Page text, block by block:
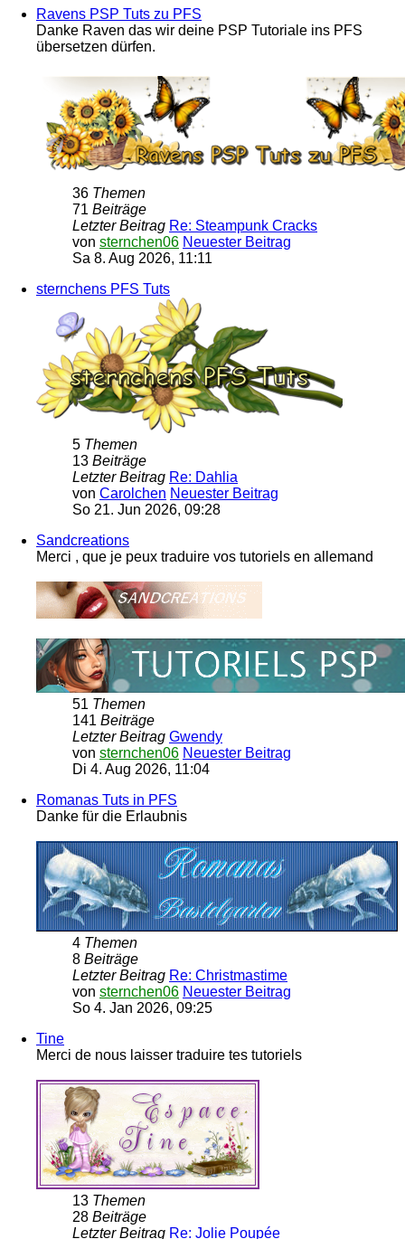
Ravens PSP Tuts zu PFS
Danke Raven das wir deine PSP Tutoriale ins PFS
übersetzen dürfen.
36 Themen
71 Beiträge
Letzter Beitrag Re: Steampunk Cracks
von sternchen06 Neuester Beitrag
Sa 8. Aug 2026, 11:11
sternchens PFS Tuts
5 Themen
13 Beiträge
Letzter Beitrag Re: Dahlia
von Carolchen Neuester Beitrag
So 21. Jun 2026, 09:28
Sandcreations
Merci , que je peux traduire vos tutoriels en allemand
51 Themen
141 Beiträge
Letzter Beitrag Gwendy
von sternchen06 Neuester Beitrag
Di 4. Aug 2026, 11:04
Romanas Tuts in PFS
Danke für die Erlaubnis
4 Themen
8 Beiträge
Letzter Beitrag Re: Christmastime
von sternchen06 Neuester Beitrag
So 4. Jan 2026, 09:25
Tine
Merci de nous laisser traduire tes tutoriels
13 Themen
28 Beiträge
Letzter Beitrag Re: Jolie Poupée